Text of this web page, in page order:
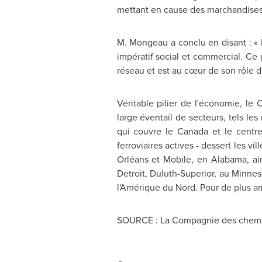
mettant en cause des
M. Mongeau a conclu en disant :
impératif social et commercial.
réseau et est au cœur de son rôle
Véritable pilier de l'économie, le
large éventail de secteurs, tels
qui couvre leCanada et le
ferroviaires actives - dessert les
Orléans et Mobile, en Alabama,
Detroit, Duluth-Superior, au
l'Amérique du Nord. Pour de plus
SOURCE : La Compagnie des